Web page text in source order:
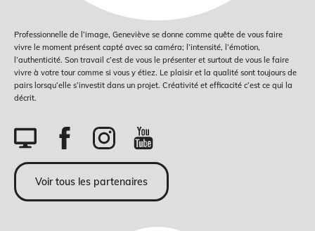
Professionnelle de l’image, Geneviève se donne comme quête de vous faire
vivre le moment présent capté avec sa caméra; l’intensité, l’émotion,
l’authenticité. Son travail c’est de vous le présenter et surtout de vous le faire
vivre à votre tour comme si vous y étiez. Le plaisir et la qualité sont toujours de
pairs lorsqu’elle s’investit dans un projet. Créativité et efficacité c’est ce qui la
décrit.
Voir tous les partenaires